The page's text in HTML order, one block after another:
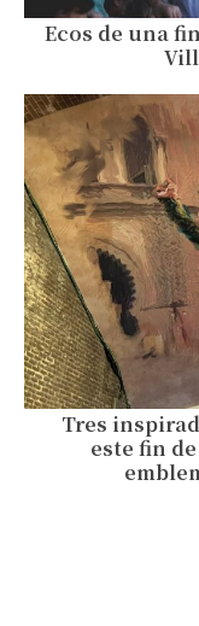
Ecos de una
Tres
este fin